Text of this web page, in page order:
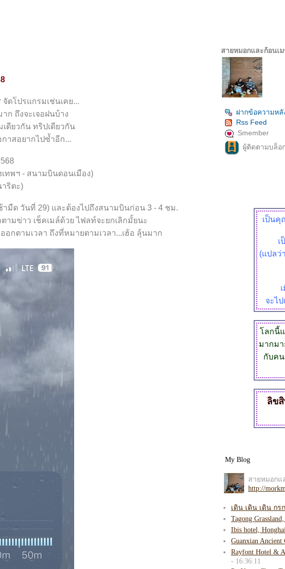
จัดโปรแกรมเช่นเคย...
ก ถึงจะเจอฝนบ้าง
ดียวกัน ทริปเดียวกัน
าสอยากไปซ้ำอีก...
เทพฯ - สนามบินดอนเมือง)
าริตะ)
มืด วันที่ 29) และต้องไปถึงสนามบินก่อน 3 - 4 ชม.
ามข่าว เช็คเมล์ด้วย ไฟลท์จะยกเลิกมั้ยนะ
อกตามเวลา ถึงที่หมายตามเวลา...เฮ้อ ลุ้นมาก
สายหมอกและก้อนเ
ฝากข้อความหลั
Rss Feed
Smember
ผู้ติดตามบล็อ
เป็นคุ
เ
(แปลว่
จะไ
ลกนี้แ
มากม
กับคน
ลิข